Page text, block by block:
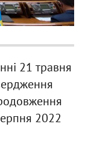
21 травня
2022